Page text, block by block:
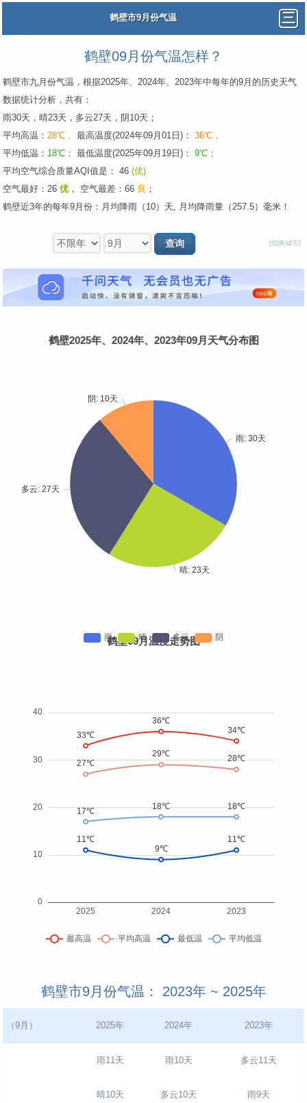
鹤壁市9月份气温
鹤壁09月份气温怎样？
鹤壁市九月份气温，根据2025年、2024年、2023年中每年的9月的历史天气
数据统计分析，共有：
雨30天，晴23天，多云27天，阴10天；
平均高温： 28℃， 最高温度(2024年09月01日)： 36℃，
平均低温： 18℃； 最低温度(2025年09月19日)： 9℃；
平均空气综合质量AQI值是： 46 (优)
空气最好：26 优 ， 空气最差：66 良 ；
鹤壁近3年的每年9月份：月均降雨（10）天, 月均降雨量（257.5）毫米！
[切换城市]
鹤壁2025年、2024年、2023年09月天气分布图
鹤壁09月温度走势图
鹤壁市9月份气温： 2023年 ~ 2025年
（9月） 2025年 2024年 2023年
雨11天
晴10天
雨10天
多云10天
多云11天
雨9天